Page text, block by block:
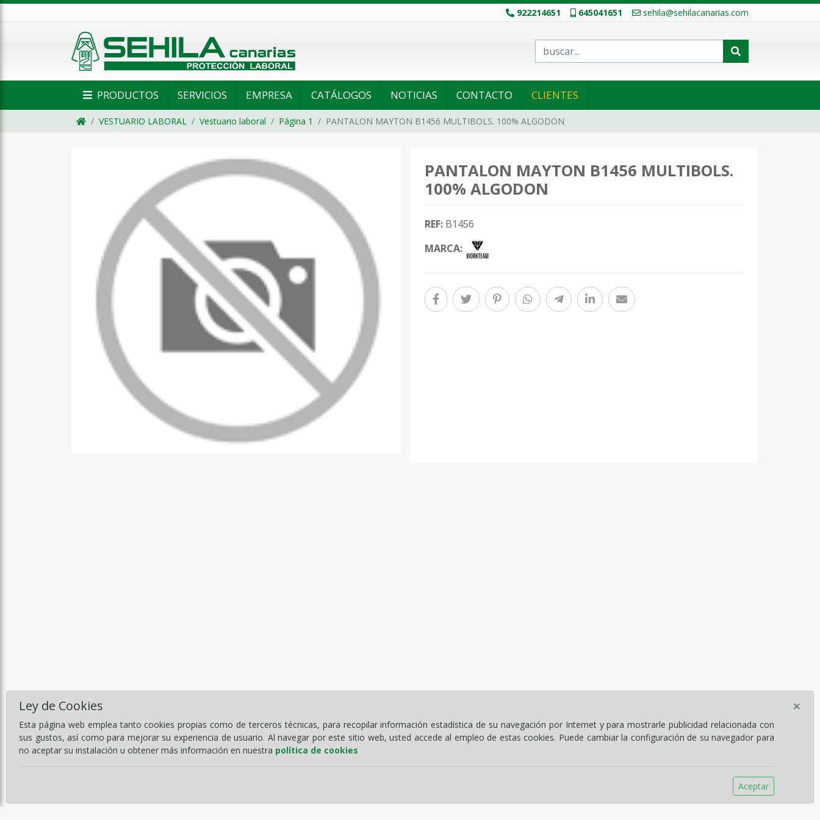
Ley de Cookies
Esta página web emplea tanto cookies propias como de terceros técnicas, para recopilar información estadística de su navegación por Internet y para mostrarle publicidad relacionada con
sus gustos, así como para mejorar su experiencia de usuario. Al navegar por este sitio web, usted accede al empleo de estas cookies. Puede cambiar la configuración de su navegador para
no aceptar su instalación u obtener más información en nuestra política de cookies
Aceptar
×
922214651 645041651 sehila@sehilacanarias.com
PRODUCTOS SERVICIOS EMPRESA CATÁLOGOS NOTICIAS CONTACTO CLIENTES
VESTUARIO LABORAL Vestuario laboral Página 1 PANTALON MAYTON B1456 MULTIBOLS. 100% ALGODON
PANTALON MAYTON B1456 MULTIBOLS.
100% ALGODON
REF: B1456
MARCA: